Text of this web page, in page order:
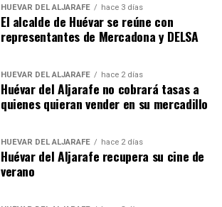
HUÉVAR DEL ALJARAFE hace 3 días
El alcalde de Huévar se reúne con
representantes de Mercadona y DELSA
HUÉVAR DEL ALJARAFE hace 2 días
Huévar del Aljarafe no cobrará tasas a
quienes quieran vender en su mercadillo
HUÉVAR DEL ALJARAFE hace 2 días
Huévar del Aljarafe recupera su cine de
verano